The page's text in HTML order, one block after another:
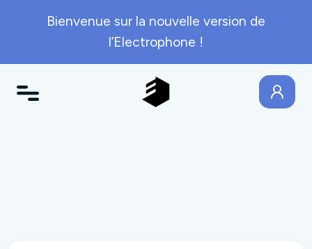
Bienvenue sur la nouvelle version de
l’Electrophone !